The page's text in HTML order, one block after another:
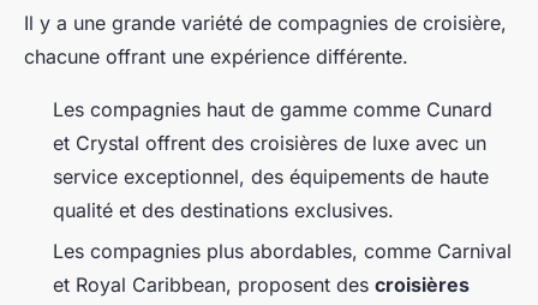
Il y a une grande variété de compagnies de croisière,
chacune offrant une expérience différente.
Les compagnies haut de gamme comme Cunard
et Crystal offrent des croisières de luxe avec un
service exceptionnel, des équipements de haute
qualité et des destinations exclusives.
Les compagnies plus abordables, comme Carnival
et Royal Caribbean, proposent des croisières